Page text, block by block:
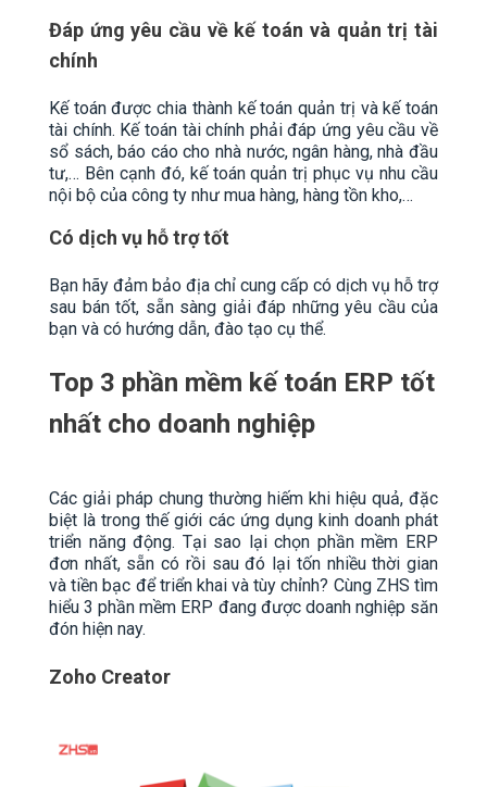
Đáp ứng yêu cầu về kế toán và quản trị tài
chính
Kế toán được chia thành kế toán quản trị và kế toán
tài chính. Kế toán tài chính phải đáp ứng yêu cầu về
sổ sách, báo cáo cho nhà nước, ngân hàng, nhà đầu
tư,… Bên cạnh đó, kế toán quản trị phục vụ nhu cầu
nội bộ của công ty như mua hàng, hàng tồn kho,…
Có dịch vụ hỗ trợ tốt
Bạn hãy đảm bảo địa chỉ cung cấp có dịch vụ hỗ trợ
sau bán tốt, sẵn sàng giải đáp những yêu cầu của
bạn và có hướng dẫn, đào tạo cụ thể.
Top 3 phần mềm kế toán ERP tốt
nhất cho doanh nghiệp
Các giải pháp chung thường hiếm khi hiệu quả, đặc
biệt là trong thế giới các ứng dụng kinh doanh phát
triển năng động. Tại sao lại chọn phần mềm ERP
đơn nhất, sẵn có rồi sau đó lại tốn nhiều thời gian
và tiền bạc để triển khai và tùy chỉnh? Cùng ZHS tìm
hiểu 3 phần mềm ERP đang được doanh nghiệp săn
đón hiện nay.
Zoho Creator